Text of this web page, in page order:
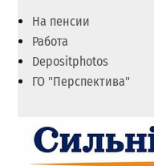
На пенсии
Работа
Depositphotos
ГО "Перспектива"